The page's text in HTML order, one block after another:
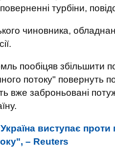
турбіни,
чиновника,
пообіцяв збільшити
потоку" повернуть
вже заброньовані
Україна виступає
– Reuters